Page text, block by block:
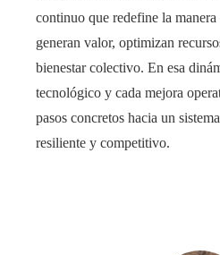
continuo que redefine la manera
generan valor, optimizan
bienestar colectivo. En esa
tecnológico y cada mejora
pasos concretos hacia un
resiliente y competitivo.